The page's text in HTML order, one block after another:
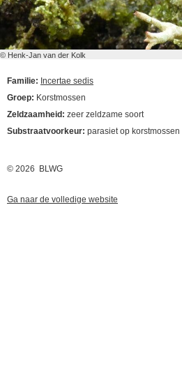
© Henk-Jan van der Kolk
Familie: Incertae sedis
Groep: Korstmossen
Zeldzaamheid: zeer zeldzame soort
Substraatvoorkeur: parasiet op korstmossen
© 2026 BLWG
Ga naar de volledige website